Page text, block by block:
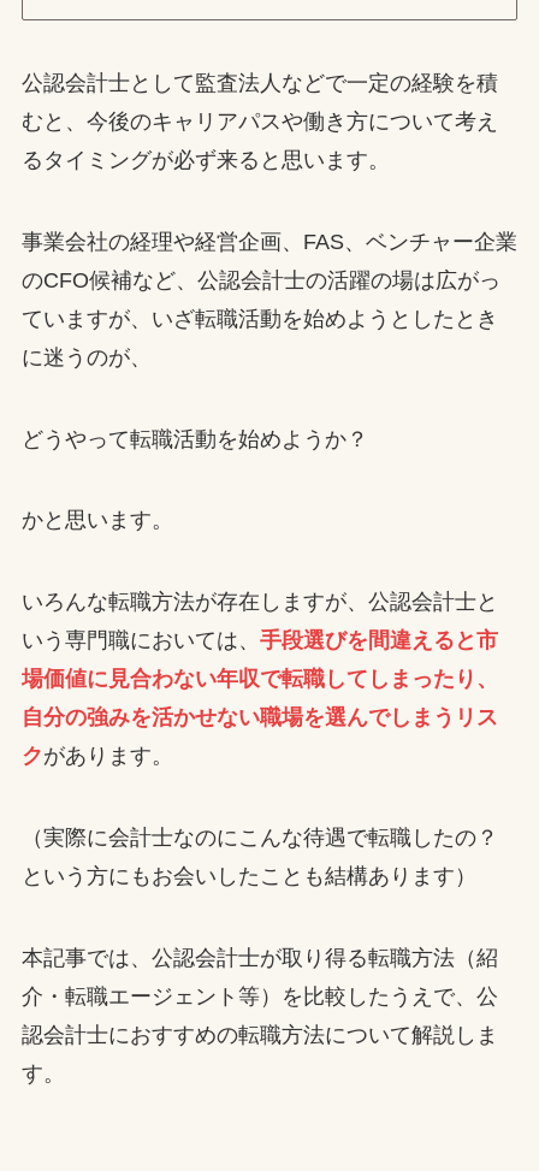
公認会計士として監査法人などで一定の経験を積
むと、今後のキャリアパスや働き方について考え
るタイミングが必ず来ると思います。
事業会社の経理や経営企画、FAS、ベンチャー企業
のCFO候補など、公認会計士の活躍の場は広がっ
ていますが、いざ転職活動を始めようとしたとき
に迷うのが、
どうやって転職活動を始めようか？
かと思います。
いろんな転職方法が存在しますが、公認会計士と
いう専門職においては、 手段選びを間違えると市
場価値に見合わない年収で転職してしまったり、
自分の強みを活かせない職場を選んでしまうリス
クがあります。
（実際に会計士なのにこんな待遇で転職したの？
という方にもお会いしたことも結構あります）
本記事では、公認会計士が取り得る転職方法（紹
介・転職エージェント等）を比較したうえで、公
認会計士におすすめの転職方法について解説しま
す。